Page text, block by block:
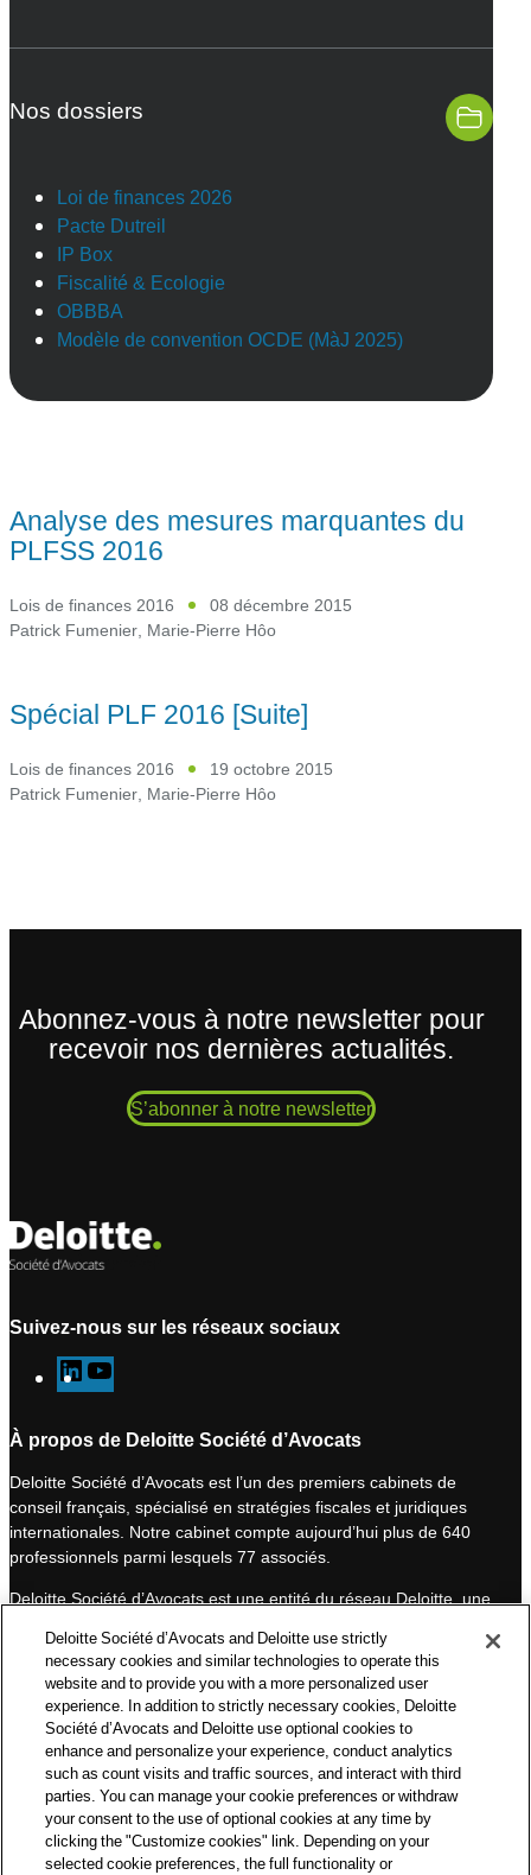
Nos dossiers
Loi de finances 2026
Pacte Dutreil
IP Box
Fiscalité & Ecologie
OBBBA
Modèle de convention OCDE (MàJ 2025)
Analyse des mesures marquantes du
PLFSS 2016
Lois de finances 2016
08 décembre 2015
Patrick Fumenier, Marie-Pierre Hôo
Spécial PLF 2016 [Suite]
Lois de finances 2016
19 octobre 2015
Patrick Fumenier, Marie-Pierre Hôo
Abonnez-vous à notre newsletter pour
recevoir nos dernières actualités.
S’abonner à notre newsletter
Suivez-nous sur les réseaux sociaux
L
i
k
e
d
I
n
o
T
u
b
e
À propos de Deloitte Société d’Avocats
Deloitte Société d’Avocats est l’un des premiers cabinets de
conseil français, spécialisé en stratégies fiscales et juridiques
internationales. Notre cabinet compte aujourd’hui plus de 640
professionnels parmi lesquels 77 associés.
Deloitte Société d’Avocats est une entité du réseau Deloitte, une
professionnels et à ce titre, travaille avec les 50 000 fiscalistes
et juristes de Deloitte situés dans 150 pays.
Les informations contenues sur ce blog ont pour objectif
d’informer ses lecteurs de manière générale. Elles ne peuvent
en aucun cas se substituer à un conseil délivré par un
professionnel en fonction d’une situation donnée. Un soin
particulier est apporté à la rédaction de nos articles, néanmoins
Deloitte Société d’Avocats décline toute responsabilité relative
aux éventuelles erreurs et omissions qu’ils pourraient contenir.​
Deloitte Société d’Avocats and Deloitte use strictly
necessary cookies and similar technologies to operate this
website and to provide you with a more personalized user
experience. In addition to strictly necessary cookies, Deloitte
Société d’Avocats and Deloitte use optional cookies to
enhance and personalize your experience, conduct analytics
such as count visits and traffic sources, and interact with third
parties. You can manage your cookie preferences or withdraw
your consent to the use of optional cookies at any time by
clicking the "Customize cookies" link. Depending on your
selected cookie preferences, the full functionality or